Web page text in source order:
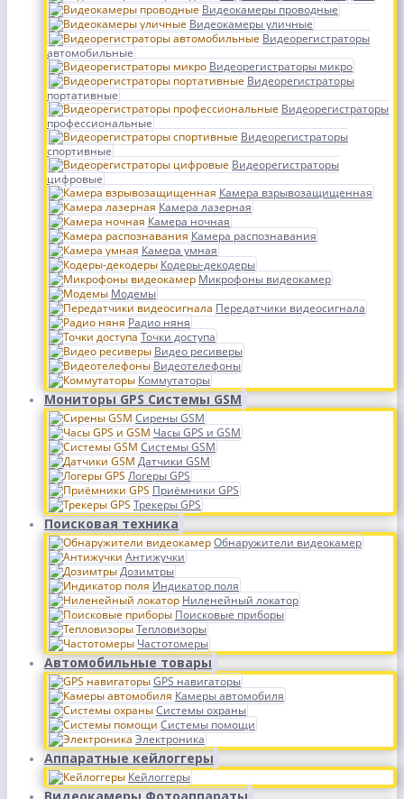
Видеокамеры проводные
Видеокамеры уличные
Видеорегистраторы
автомобильные
Видеорегистраторы микро
Видеорегистраторы
портативные
Видеорегистраторы
профессиональные
Видеорегистраторы
спортивные
Видеорегистраторы
цифровые
Камера взрывозащищенная
Камера лазерная
Камера ночная
Камера распознавания
Камера умная
Кодеры-декодеры
Микрофоны видеокамер
Модемы
Передатчики видеосигнала
Радио няня
Точки доступа
Видео ресиверы
Видеотелефоны
Коммутаторы
Мониторы GPS Системы GSM
Сирены GSM
Часы GPS и GSM
Системы GSM
Датчики GSM
Логеры GPS
Приёмники GPS
Трекеры GPS
Поисковая техника
Обнаружители видеокамер
Антижучки
Дозимтры
Индикатор поля
Ниленейный локатор
Поисковые приборы
Тепловизоры
Частотомеры
Автомобильные товары
GPS навигаторы
Камеры автомобиля
Системы охраны
Системы помощи
Электроника
Аппаратные кейлоггеры
Кейлоггеры